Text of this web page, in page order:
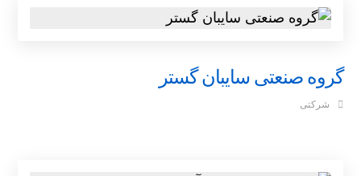
گروه صنعتی سایبان گستر
شرکتی